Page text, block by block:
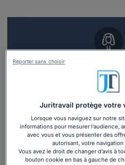
Vous souhaitez un RDV
avocat ?
Recevoir des devis
3 devis en
Juritravail protège votre
Lorsque vous naviguez sur notre
informations pour mesurer l’audience,
avec vous et vous présenter des
autorisant, votre
Vous avez le droit de changer d’avis à
bouton cookie en bas à gauche de
Reporter sans choisir